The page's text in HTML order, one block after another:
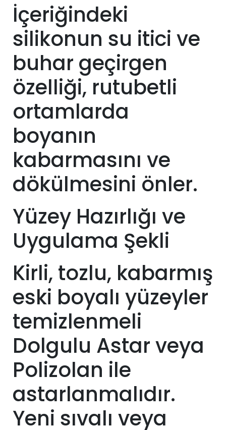
İçeriğindeki
silikonun su itici ve
buhar geçirgen
özelliği, rutubetli
ortamlarda
boyanın
kabarmasını ve
dökülmesini önler.
Yüzey Hazırlığı ve
Uygulama Şekli
Kirli, tozlu, kabarmış
eski boyalı yüzeyler
temizlenmeli
Dolgulu Astar veya
Polizolan ile
astarlanmalıdır.
Yeni sıvalı veya